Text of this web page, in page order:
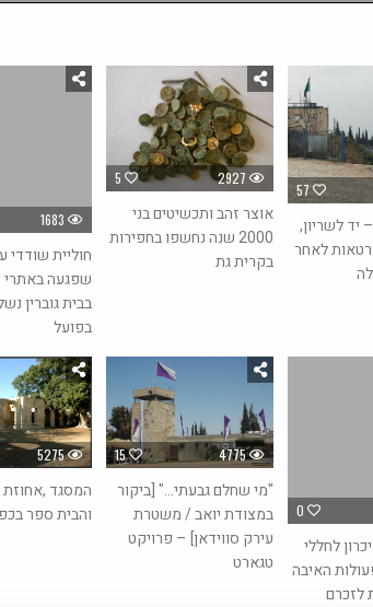
1683
חוליית שודדי
שפגעה באתרי
בבית גוברין
בפועל
5 2927
אוצר זהב ותכשיטים בני
2000 שנה נחשפו בחפירות
בקרית גת
57
יד לשריון,
לאחר
5275
המסגד
והבית ספר
15 4775
"מי שחלם גבעתי…" [ביקור
במצודת יואב / משטרת
עירק סווידאן] – פרויקט
טגארט
0
לחללי
האיבה
לזכרם